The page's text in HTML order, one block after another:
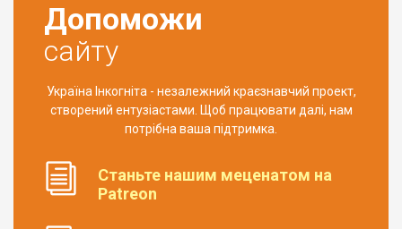
Допоможи
сайту
Україна Інкогніта - незалежний краєзнавчий проект,
створений ентузіастами. Щоб працювати далі, нам
потрібна ваша підтримка.
Станьте нашим меценатом на
Patreon